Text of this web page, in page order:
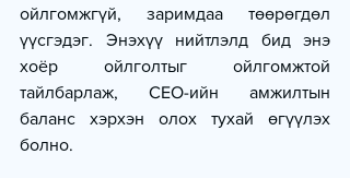
ойлгомжгүй, заримдаа төөрөгдөл
үүсгэдэг. Энэхүү нийтлэлд бид энэ
хоёр ойлголтыг ойлгомжтой
тайлбарлаж, CEO-ийн амжилтын
баланс хэрхэн олох тухай өгүүлэх
болно.